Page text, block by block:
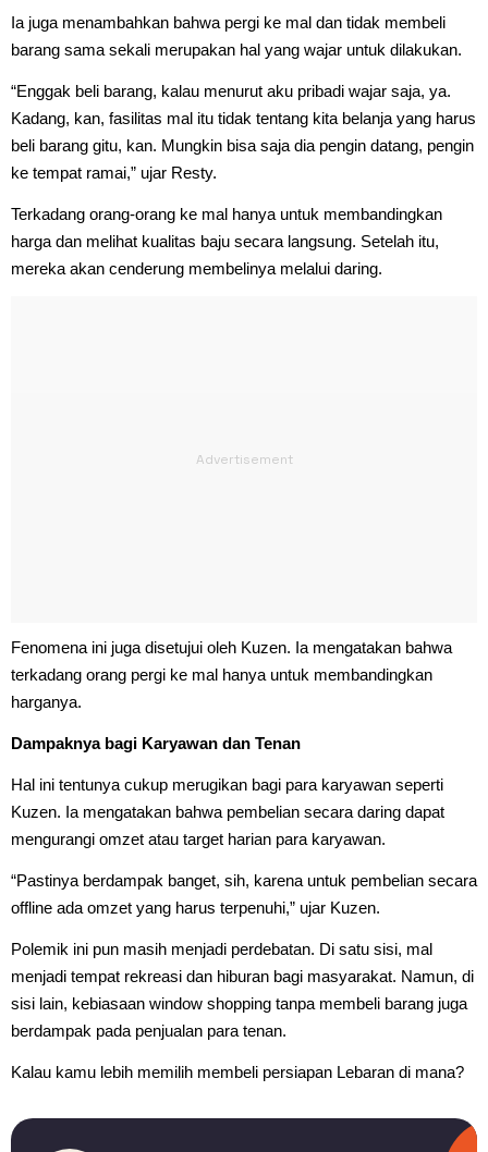
Ia juga menambahkan bahwa pergi ke mal dan tidak membeli
barang sama sekali merupakan hal yang wajar untuk dilakukan.
“Enggak beli barang, kalau menurut aku pribadi wajar saja, ya.
Kadang, kan, fasilitas mal itu tidak tentang kita belanja yang harus
beli barang gitu, kan. Mungkin bisa saja dia pengin datang, pengin
ke tempat ramai,” ujar Resty.
Terkadang orang-orang ke mal hanya untuk membandingkan
harga dan melihat kualitas baju secara langsung. Setelah itu,
mereka akan cenderung membelinya melalui daring.
Fenomena ini juga disetujui oleh Kuzen. Ia mengatakan bahwa
terkadang orang pergi ke mal hanya untuk membandingkan
harganya.
Dampaknya bagi Karyawan dan Tenan
Hal ini tentunya cukup merugikan bagi para karyawan seperti
Kuzen. Ia mengatakan bahwa pembelian secara daring dapat
mengurangi omzet atau target harian para karyawan.
“Pastinya berdampak banget, sih, karena untuk pembelian secara
offline ada omzet yang harus terpenuhi,” ujar Kuzen.
Polemik ini pun masih menjadi perdebatan. Di satu sisi, mal
menjadi tempat rekreasi dan hiburan bagi masyarakat. Namun, di
sisi lain, kebiasaan window shopping tanpa membeli barang juga
berdampak pada penjualan para tenan.
Kalau kamu lebih memilih membeli persiapan Lebaran di mana?